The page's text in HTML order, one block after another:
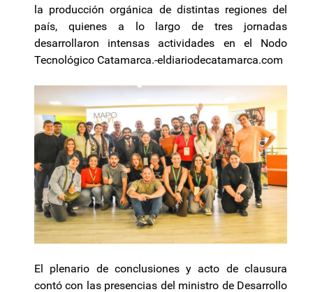
la producción orgánica de distintas regiones del
país, quienes a lo largo de tres jornadas
desarrollaron intensas actividades en el Nodo
Tecnológico Catamarca.-eldiariodecatamarca.com
El plenario de conclusiones y acto de clausura
contó con las presencias del ministro de Desarrollo